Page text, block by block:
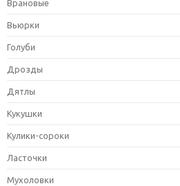
Врановые
Вьюрки
Голуби
Дрозды
Дятлы
Кукушки
Кулики-сороки
Ласточки
Мухоловки